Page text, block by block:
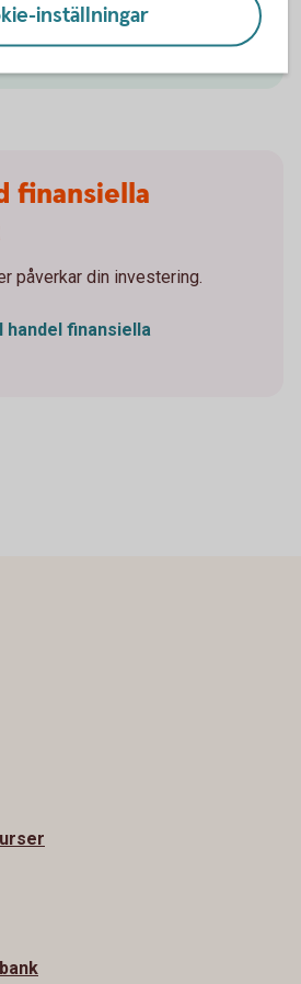
eller skogskonto? Vi förklarar
finansiella
påverkar din investering.
handel finansiella
inställningar